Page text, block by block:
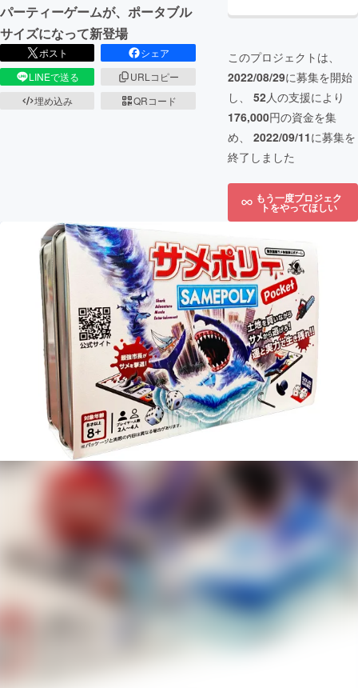
パーティーゲームが、ポータブル
サイズになって新登場
ポスト
シェア
LINEで送る
URLコピー
埋め込み
QRコード
このプロジェクトは、
2022/08/29に募集を開始
し、 52人の支援により
176,000円の資金を集
め、 2022/09/11に募集を
終了しました
もう一度プロジェク
トをやってほしい